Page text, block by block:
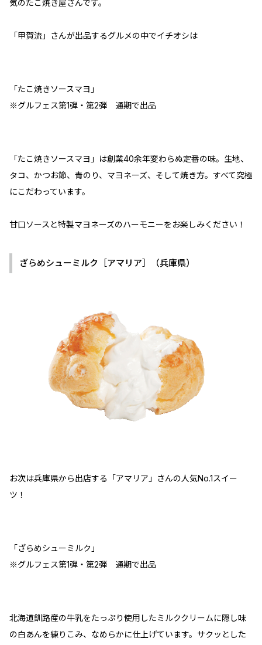
気のたこ焼き屋さんです。
「甲賀流」さんが出品するグルメの中でイチオシは
「たこ焼きソースマヨ」
※グルフェス第1弾・第2弾 通期で出品
「たこ焼きソースマヨ」は創業40余年変わらぬ定番の味。生地、
タコ、かつお節、青のり、マヨネーズ、そして焼き方。すべて究極
にこだわっています。
甘口ソースと特製マヨネーズのハーモニーをお楽しみください！
ざらめシューミルク［アマリア］（兵庫県）
お次は兵庫県から出店する「アマリア」さんの人気No.1スイー
ツ！
「ざらめシューミルク」
※グルフェス第1弾・第2弾 通期で出品
北海道釧路産の牛乳をたっぷり使用したミルククリームに隠し味
の白あんを練りこみ、なめらかに仕上げています。サクッとした